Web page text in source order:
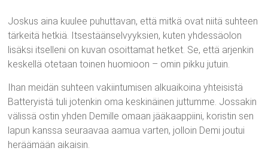
Joskus aina kuulee puhuttavan, että mitkä ovat niitä suhteen
tärkeitä hetkiä. Itsestäänselvyyksien, kuten yhdessäolon
lisäksi itselleni on kuvan osoittamat hetket. Se, että arjenkin
keskellä otetaan toinen huomioon – omin pikku jutuin.
Ihan meidän suhteen vakiintumisen alkuaikoina yhteisistä
Batteryistä tuli jotenkin oma keskinäinen juttumme. Jossakin
välissä ostin yhden Demille omaan jääkaappiini, koristin sen
lapun kanssa seuraavaa aamua varten, jolloin Demi joutui
heräämään aikaisin.